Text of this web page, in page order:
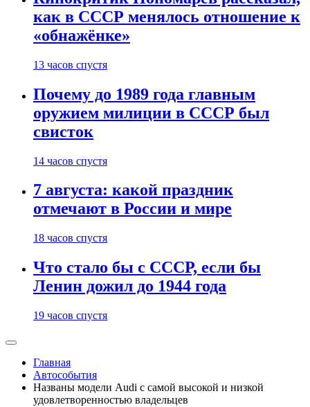
как в СССР менялось отношение к
«обнажёнке»
13 часов спустя
Почему до 1989 года главным
оружием милиции в СССР был
свисток
14 часов спустя
7 августа: какой праздник
отмечают в России и мире
18 часов спустя
Что стало бы с СССР, если бы
Ленин дожил до 1944 года
19 часов спустя
Главная
Автособытия
Названы модели Audi с самой высокой и низкой
удовлетворенностью владельцев